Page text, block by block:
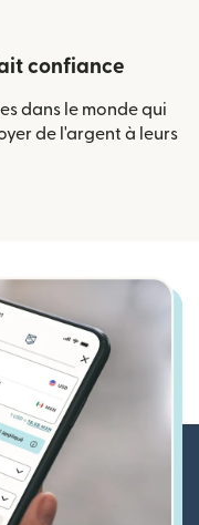
confiance
dans le monde qui
de l'argent à leurs